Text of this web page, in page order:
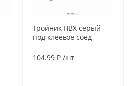
Тройник ПВХ серый
под клеевое соед
32х25х90гр Ру16
104.99 ₽ /шт